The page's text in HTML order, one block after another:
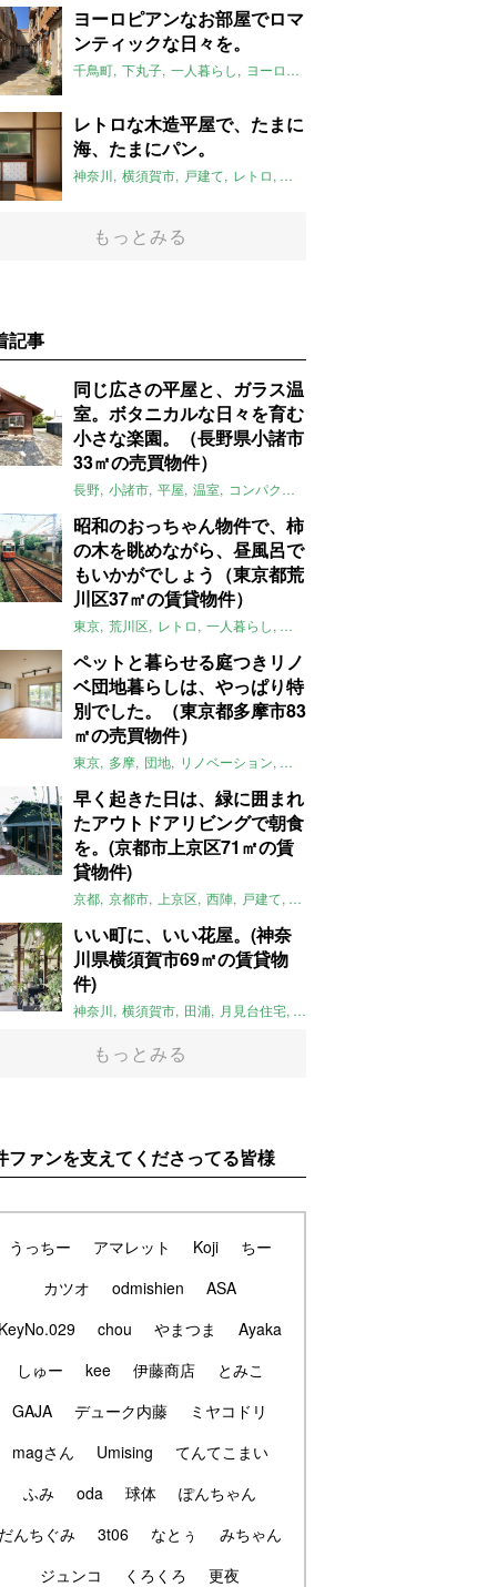
ヨーロピアンなお部屋でロマ
ンティックな日々を。
千鳥町 下丸子 一人暮らし ヨーロピアン
レトロな木造平屋で、たまに
海、たまにパン。
神奈川 横須賀市 戸建て レトロ 自然
もっとみる
記事
同じ広さの平屋と、ガラス温
室。ボタニカルな日々を育む
小さな楽園。（長野県小諸市
33㎡の売買物件）
長野 小諸市 平屋 温室 コンパクト
昭和のおっちゃん物件で、柿
の木を眺めながら、昼風呂で
もいかがでしょう（東京都荒
川区37㎡の賃貸物件）
東京 荒川区 レトロ 一人暮らし タイル
ペットと暮らせる庭つきリノ
ベ団地暮らしは、やっぱり特
別でした。（東京都多摩市83
㎡の売買物件）
東京 多摩 団地 リノベーション 庭
早く起きた日は、緑に囲まれ
たアウトドアリビングで朝食
を。(京都市上京区71㎡の賃
貸物件)
京都 京都市 上京区 西陣 戸建て 平屋
いい町に、いい花屋。(神奈
川県横須賀市69㎡の賃貸物
件)
神奈川 横須賀市 田浦 月見台住宅 一軒家
もっとみる
ファンを支えてくださってる皆様
うっちー アマレット Koji
ちー
カツオ
odmishien
ASA
chou やまつま
Ayaka
しゅー
kee 伊藤商店
とみこ
GAJA
デューク内藤
ミヤコドリ
magさん
Umising
てんてこまい
ふみ
oda 球体
ぽんちゃん
んちぐみ
3t06 なとぅ
みちゃん
ジュンコ
くろくろ 更夜